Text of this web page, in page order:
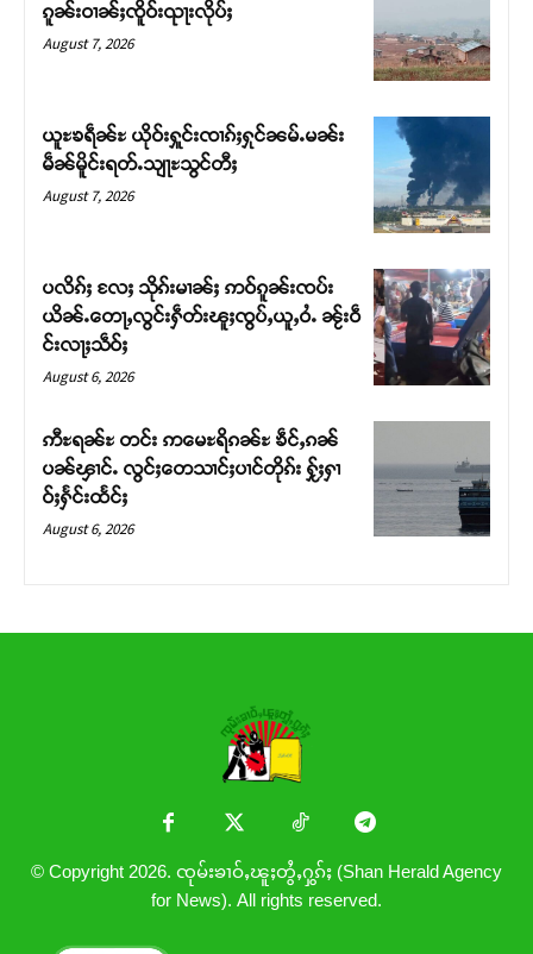
တႃႇႁႂ်ႈသဵင်ၵၢင်ၸႂ်ၵူၼ်းမိူင်း ၵူႈတီႈၵူႈလႅၼ်ပေႃးတေၸွ
တ်ႇ တူဝ်ႈလုမ်ႈၾႃႉၼၼ်ႉ ၶဝ်ႈႁူမ်ႈၵမ်ႉထႅမ် ၸုမ်းၶၢ
ဝ်ႇၽူႈတွႆႇႁွၵ်ႈ လႆႈယူႇၶႃႈဢေႃႈ။
ၵူၼ်းဝၢၼ်ႈၸိူဝ်းၺႃးလိုပ်ႈ
August 7, 2026
ယူႊၶရဵၼ်ႊ ယိုဝ်းႁူင်းၸၢၵ်ႈႁုင်ၼမ်ႉမၼ်း
မဵၼ်မိူင်းရတ်ႉသျႃႊသွင်တီႈ
August 7, 2026
ပလိၵ်ႈ လႄႈ သိုၵ်းမၢၼ်ႈ ဢဝ်ၵူၼ်းၸပ်း
ယိၼ်ႉတေႃႇလွင်းႁဵတ်းၽူႈၸွပ်ႇယူႇဝႆႉ ၼႂ်းဝဵ
င်းလႃႈသဵဝ်ႈ
August 6, 2026
ဢီႊရၼ်ႊ တင်း ဢမေႊရိၵၼ်ႊ ၶဵင်ႇၵၼ်
ပၼ်ၾၢင်ႉ လွင်ႈတေသၢင်ႈပၢင်တိုၵ်း ႁႂ်ႈႁၢ
ဝ်ႈႁႅင်းထႅင်ႈ
August 6, 2026
© Copyright 2026. ၸုမ်းၶၢဝ်ႇၽူႈတွႆႇႁွၵ်ႈ (Shan Herald Agency
for News). All rights reserved.